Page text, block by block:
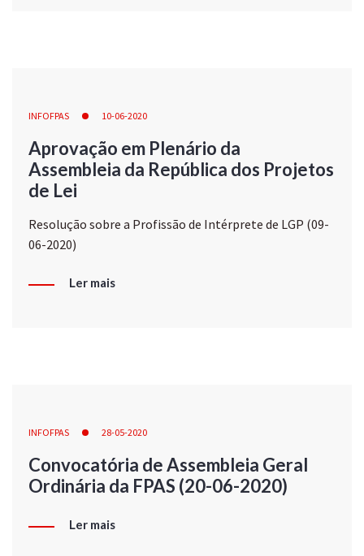
INFOFPAS 10-06-2020
Aprovação em Plenário da
Assembleia da República dos Projetos
de Lei
Resolução sobre a Profissão de Intérprete de LGP (09-
06-2020)
Ler mais
INFOFPAS 28-05-2020
Convocatória de Assembleia Geral
Ordinária da FPAS (20-06-2020)
Ler mais